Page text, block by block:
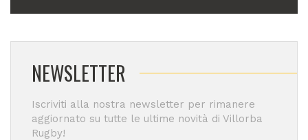
NEWSLETTER
Iscriviti alla nostra newsletter per rimanere
aggiornato su tutte le ultime novità di Villorba
Rugby!